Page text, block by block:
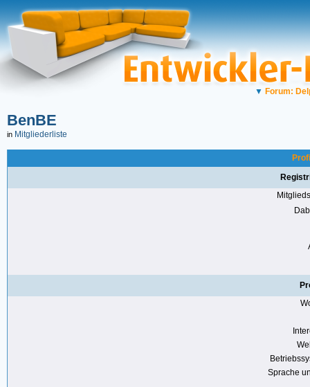
▼ Forum:
BenBE
in Mitgliederliste
Sprache